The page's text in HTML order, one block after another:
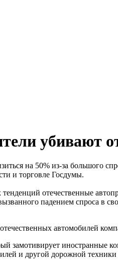
убивают
на 50% из-за большого
и торговле Госдумы.
отечественные
падением спроса в
автомобилей
замотивирует иностранные
и другой дорожной техники